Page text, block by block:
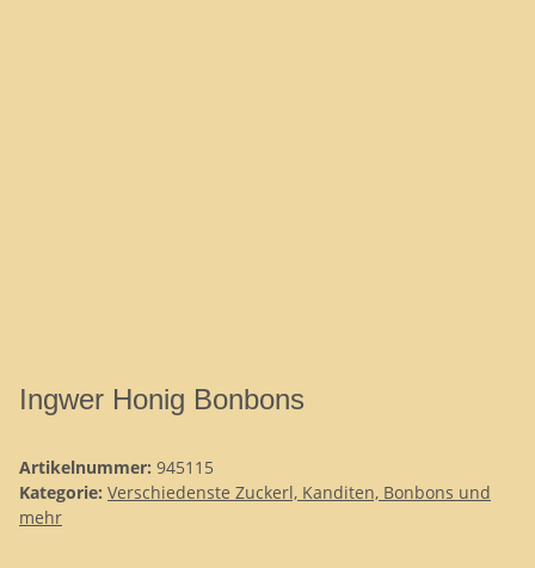
Ingwer Honig Bonbons
Artikelnummer: 945115
Kategorie: Verschiedenste Zuckerl, Kanditen, Bonbons und
mehr